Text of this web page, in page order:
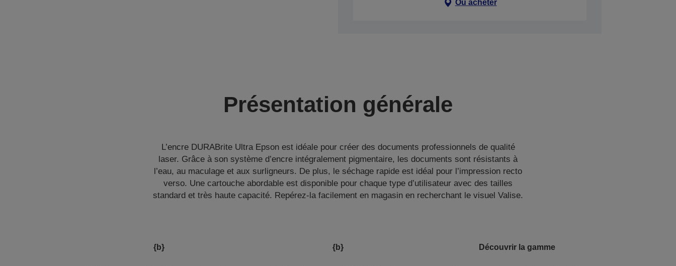
Où acheter
Présentation générale
L’encre DURABrite Ultra Epson est idéale pour créer des documents professionnels de qualité
laser. Grâce à son système d’encre intégralement pigmentaire, les documents sont résistants à
l’eau, au maculage et aux surligneurs. De plus, le séchage rapide est idéal pour l’impression recto
verso. Une cartouche abordable est disponible pour chaque type d’utilisateur avec des tailles
standard et très haute capacité. Repérez-la facilement en magasin en recherchant le visuel Valise.
{b} {b} Découvrir la gamme